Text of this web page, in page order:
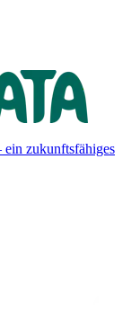
zukunftsfähiges